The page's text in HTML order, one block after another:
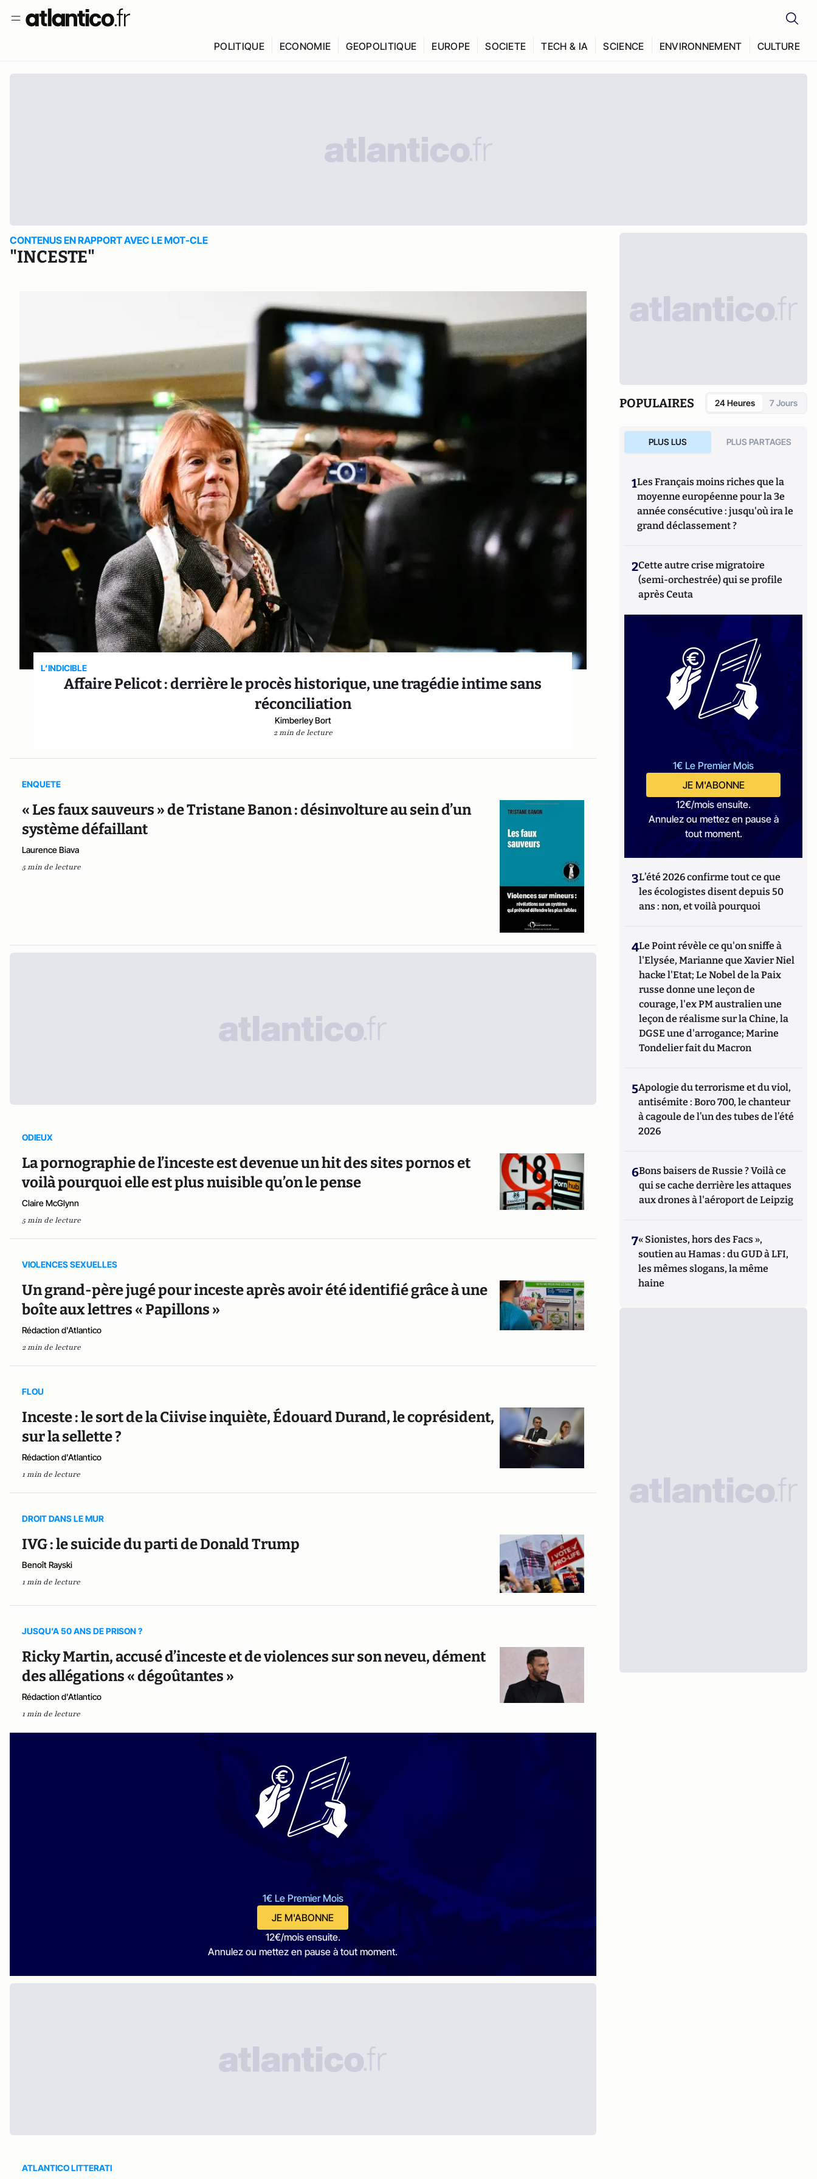
POLITIQUE ECONOMIE GEOPOLITIQUE EUROPE SOCIETE TECH & IA SCIENCE ENVIRONNEMENT CULTURE
CONTENUS EN RAPPORT AVEC LE MOT-CLE
"INCESTE"
L’INDICIBLE
Affaire Pelicot : derrière le procès historique, une tragédie intime sans
réconciliation
Kimberley Bort
2 min de lecture
ENQUETE
« Les faux sauveurs » de Tristane Banon : désinvolture au sein d’un
système défaillant
Laurence Biava
5 min de lecture
ODIEUX
La pornographie de l’inceste est devenue un hit des sites pornos et
voilà pourquoi elle est plus nuisible qu’on le pense
Claire McGlynn
5 min de lecture
VIOLENCES SEXUELLES
Un grand-père jugé pour inceste après avoir été identifié grâce à une
boîte aux lettres « Papillons »
Rédaction d'Atlantico
2 min de lecture
FLOU
Inceste : le sort de la Ciivise inquiète, Édouard Durand, le coprésident,
sur la sellette ?
Rédaction d'Atlantico
1 min de lecture
DROIT DANS LE MUR
IVG : le suicide du parti de Donald Trump
Benoît Rayski
1 min de lecture
JUSQU’A 50 ANS DE PRISON ?
Ricky Martin, accusé d’inceste et de violences sur son neveu, dément
des allégations « dégoûtantes »
Rédaction d'Atlantico
1 min de lecture
1€ Le Premier Mois
JE M'ABONNE
12€/mois ensuite.
Annulez ou mettez en pause à tout moment.
ATLANTICO LITTERATI
POPULAIRES 24 Heures 7 Jours
PLUS LUS PLUS PARTAGES
1Les Français moins riches que la
moyenne européenne pour la 3e
année consécutive : jusqu'où ira le
grand déclassement ?
2Cette autre crise migratoire
(semi-orchestrée) qui se profile
après Ceuta
1€ Le Premier Mois
JE M'ABONNE
12€/mois ensuite.
Annulez ou mettez en pause à
tout moment.
3L’été 2026 confirme tout ce que
les écologistes disent depuis 50
ans : non, et voilà pourquoi
4Le Point révèle ce qu'on sniffe à
l'Elysée, Marianne que Xavier Niel
hacke l'Etat; Le Nobel de la Paix
russe donne une leçon de
courage, l'ex PM australien une
leçon de réalisme sur la Chine, la
DGSE une d'arrogance; Marine
Tondelier fait du Macron
5Apologie du terrorisme et du viol,
antisémite : Boro 700, le chanteur
à cagoule de l’un des tubes de l’été
2026
6Bons baisers de Russie ? Voilà ce
qui se cache derrière les attaques
aux drones à l'aéroport de Leipzig
7« Sionistes, hors des Facs »,
soutien au Hamas : du GUD à LFI,
les mêmes slogans, la même
haine